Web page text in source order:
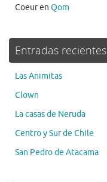
Coeuren Qom
Entradas recientes
Las Animitas
Clown
La casas de Neruda
Centro y Sur de Chile
San Pedro de Atacama